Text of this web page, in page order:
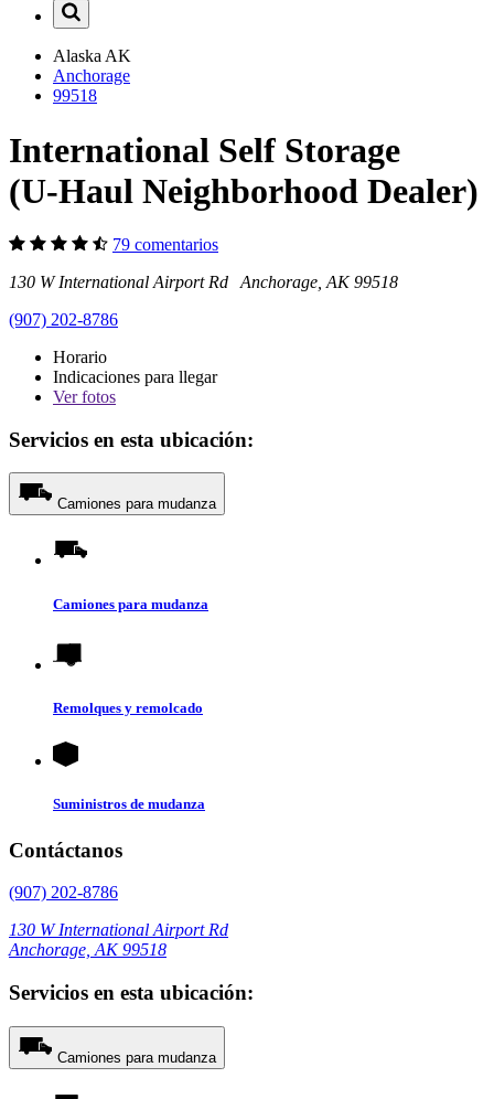
Alaska AK
Anchorage
99518
International Self Storage
(U-Haul Neighborhood Dealer)
79 comentarios
130 W International Airport Rd Anchorage, AK 99518
(907) 202-8786
Horario
Indicaciones para llegar
Verfotos
Servicios en esta ubicación:
Camiones para mudanza
Camiones para mudanza
Remolques y remolcado
Suministros de mudanza
Contáctanos
(907) 202-8786
130 W International Airport Rd
Anchorage, AK 99518
Servicios en esta ubicación:
Camiones para mudanza